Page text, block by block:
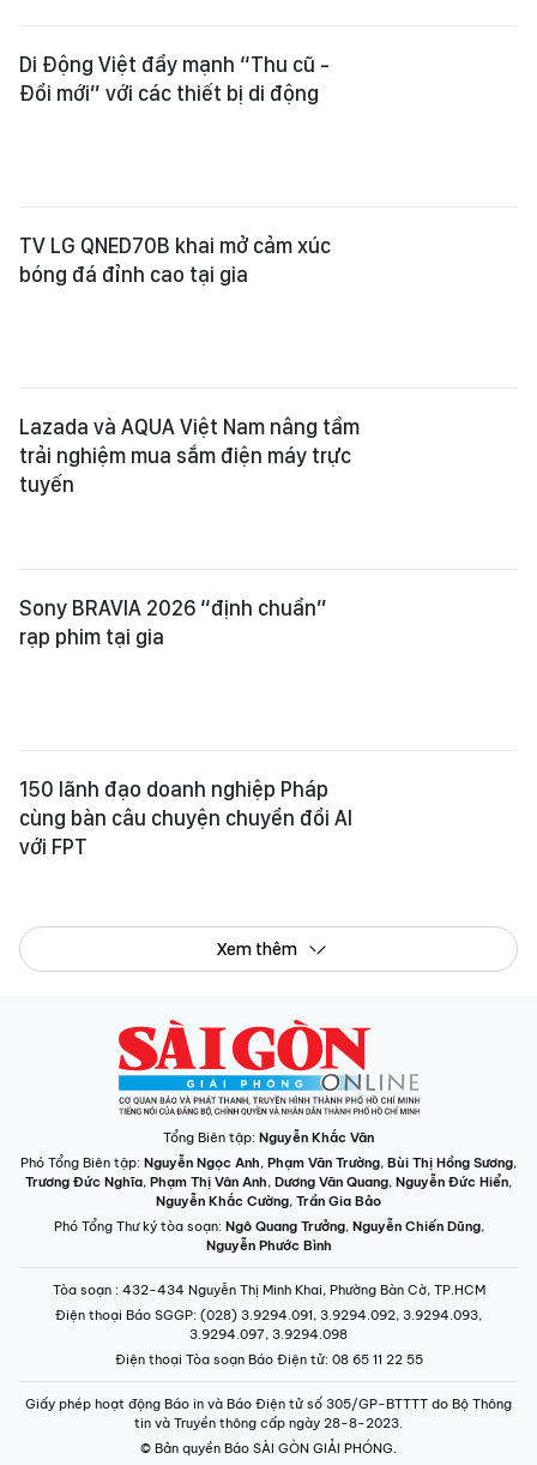
Di Động Việt đẩy mạnh “Thu cũ -
Đổi mới” với các thiết bị di động
TV LG QNED70B khai mở cảm xúc
bóng đá đỉnh cao tại gia
Lazada và AQUA Việt Nam nâng tầm
trải nghiệm mua sắm điện máy trực
tuyến
Sony BRAVIA 2026 “định chuẩn”
rạp phim tại gia
150 lãnh đạo doanh nghiệp Pháp
cùng bàn câu chuyện chuyển đổi AI
với FPT
Xem thêm
Tổng Biên tập: Nguyễn Khắc Văn
Phó Tổng Biên tập: Nguyễn Ngọc Anh, Phạm Văn Trường, Bùi Thị Hồng Sương,
Trương Đức Nghĩa, Phạm Thị Vân Anh, Dương Văn Quang, Nguyễn Đức Hiển,
Nguyễn Khắc Cường, Trần Gia Bảo
Phó Tổng Thư ký tòa soạn: Ngô Quang Trưởng, Nguyễn Chiến Dũng,
Nguyễn Phước Bình
Tòa soạn : 432-434 Nguyễn Thị Minh Khai, Phường Bàn Cờ, TP.HCM
Điện thoại Báo SGGP: (028) 3.9294.091, 3.9294.092, 3.9294.093,
3.9294.097, 3.9294.098
Điện thoại Tòa soạn Báo Điện tử: 08 65 11 22 55
Giấy phép hoạt động Báo in và Báo Điện tử số 305/GP-BTTTT do Bộ Thông
tin và Truyền thông cấp ngày 28-8-2023.
© Bản quyền Báo SÀI GÒN GIẢI PHÓNG.